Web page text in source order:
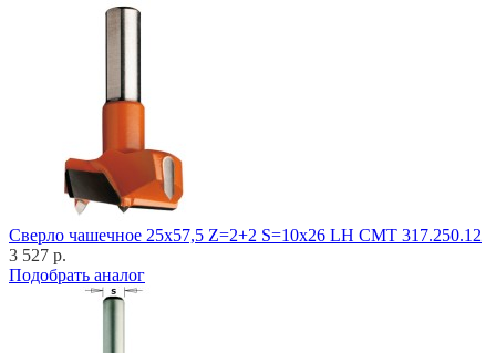
Cверло чашечное 25x57,5 Z=2+2 S=10x26 LH CMT 317.250.12
3 527 р.
Подобрать аналог